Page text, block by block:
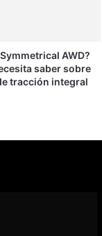
AWD?
saber sobre
tracción integral